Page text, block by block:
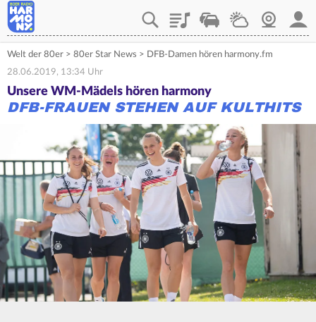
PlaylistVerkehrWetterWebcam
Welt der 80er > 80er Star News > DFB-Damen hören harmony.fm
28.06.2019, 13:34 Uhr
Unsere WM-Mädels hören harmony
DFB-FRAUEN STEHEN AUF KULTHITS